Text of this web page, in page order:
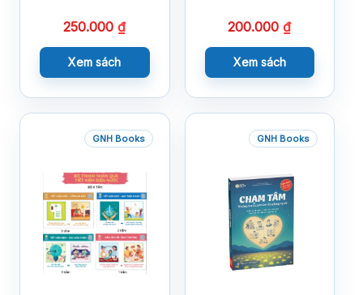
250.000₫
Xem sách
200.000₫
Xem sách
GNH Books GNH Books